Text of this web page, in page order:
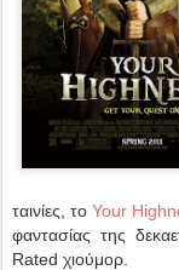
ταινίες, τοYour
φαντασίας της
Rated χιούμορ.